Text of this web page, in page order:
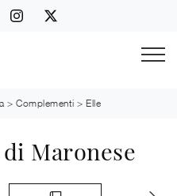
> Complementi > Elle
Maronese